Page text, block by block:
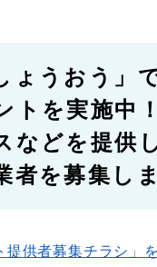
ょうおう」
トを実施中
などを提供
者を募集し
提供者募集チラシ」